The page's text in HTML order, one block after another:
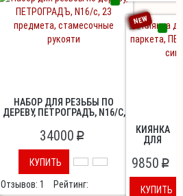
НАБОР ДЛЯ РЕЗЬБЫ ПО
ДЕРЕВУ, ПЕТРОГРАДЪ, N16/С,
РУКОЯТИ
34000 p
КУПИТЬ
Отзывов: 1
Рейтинг:
NEW
КИЯНКА
ДЛЯ
ПАРКЕТА,
9850 p
КУПИТЬ